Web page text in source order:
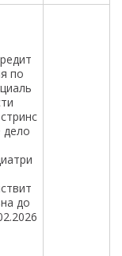
по
дело
до